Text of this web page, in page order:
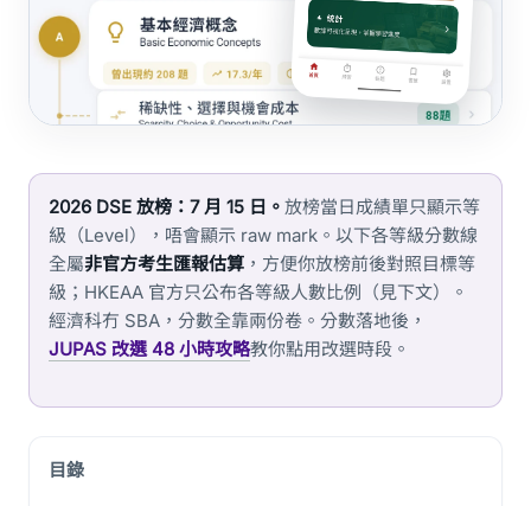
2026 DSE 放榜：7 月 15 日。 放榜當日成績單只顯示等
級（Level），唔會顯示 raw mark。以下各等級分數線
全屬非官方考生匯報估算 ，方便你放榜前後對照目標等
級；HKEAA 官方只公布各等級人數比例（見下文）。
經濟科冇 SBA，分數全靠兩份卷。分數落地後，
JUPAS 改選 48 小時攻略教你點用改選時段。
目錄